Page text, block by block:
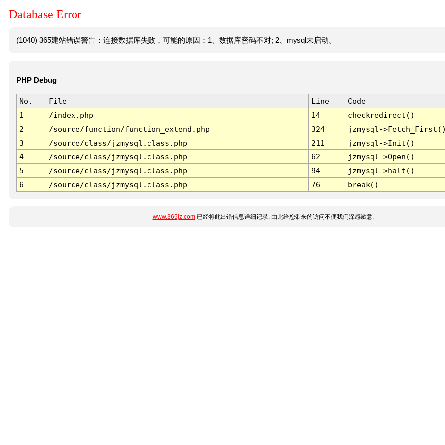
Database Error
(1040) 365建站错误警告：连接数据库失败，可能的原因：1、数据库密码不对; 2、mysql未启动。
PHP Debug
No. File Line
Code
1
/index.php 14
checkredirect()
2
/source/function/function_extend.php 324
jzmysql-
3
/source/class/jzmysql.class.php 211
jzmysql->Init()
4
/source/class/jzmysql.class.php 62
jzmysql->Open()
5
/source/class/jzmysql.class.php 94
jzmysql->halt()
6
/source/class/jzmysql.class.php 76 break()
www.365jz.com已经将此出错信息详细记录, 由此给您带来的访问不便我们深感歉意.